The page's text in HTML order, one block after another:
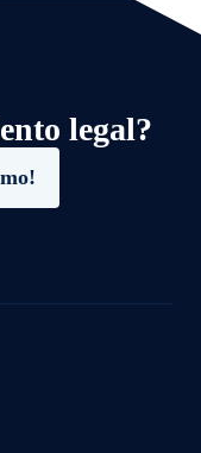
legal?